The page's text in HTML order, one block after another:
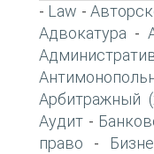
- Law -
Адвокатура -
Арбитражный
Аудит -
право -